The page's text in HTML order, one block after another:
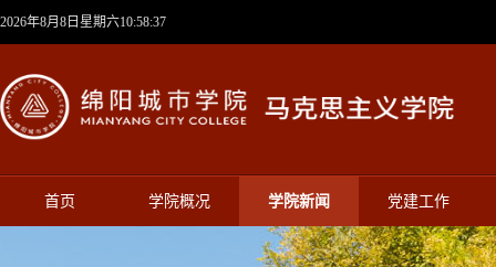
2026年8月8日星期六10:58:38
首页 学院概况 学院新闻 党建工作